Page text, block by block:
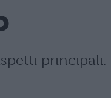
principali.